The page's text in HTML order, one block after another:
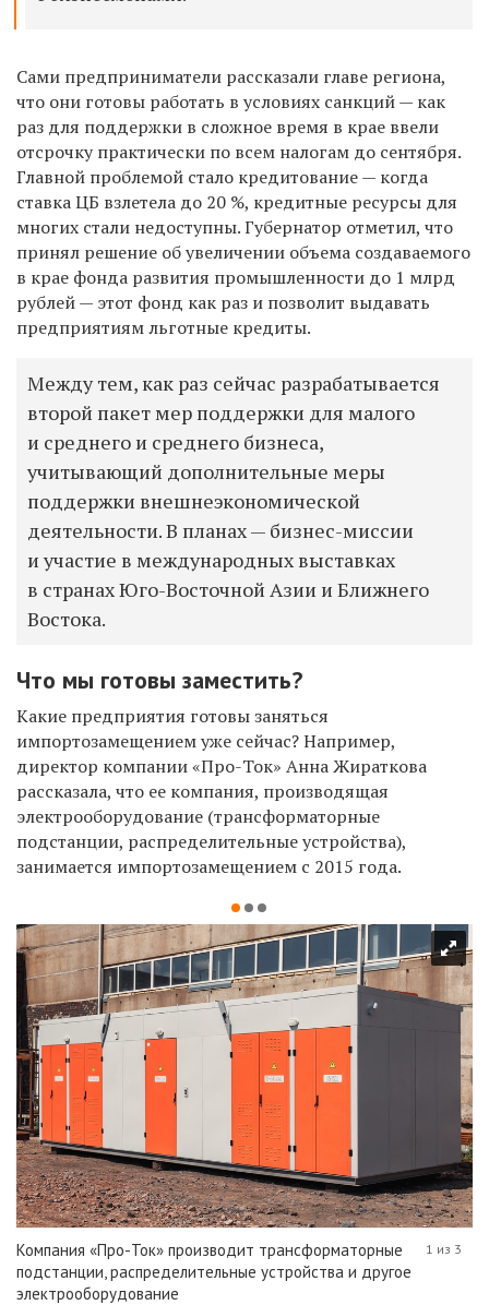
Сами предприниматели рассказали главе региона,
что они готовы работать в условиях санкций — как
раз для поддержки в сложное время в крае ввели
отсрочку практически по всем налогам до сентября.
Главной проблемой стало кредитование — когда
ставка ЦБ взлетела до 20 %, кредитные ресурсы для
многих стали недоступны. Губернатор отметил, что
принял решение об увеличении объема создаваемого
в крае фонда развития промышленности до 1 млрд
рублей — этот фонд как раз и позволит выдавать
предприятиям льготные кредиты.
Между тем, как раз сейчас разрабатывается
второй пакет мер поддержки для малого
и среднего и среднего бизнеса,
учитывающий дополнительные меры
поддержки внешнеэкономической
деятельности. В планах — бизнес-миссии
и участие в международных выставках
в странах Юго-Восточной Азии и Ближнего
Востока.
Что мы готовы заместить?
Какие предприятия готовы заняться
импортозамещением уже сейчас? Например,
директор компании «Про-Ток» Анна Жираткова
рассказала, что ее компания, производящая
электрооборудование (трансформаторные
подстанции, распределительные устройства),
занимается импортозамещением с 2015 года.
Компания «Про-Ток» производит трансформаторные
подстанции, распределительные устройства и другое
электрооборудование
1 из 3